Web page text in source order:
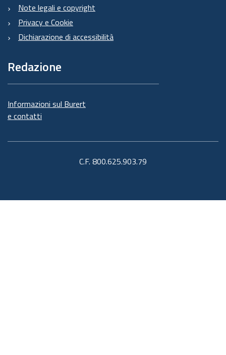
Note legali e copyright
Privacy e Cookie
Dichiarazione di accessibilità
Redazione
Informazioni sul Burert
e contatti
C.F. 800.625.903.79